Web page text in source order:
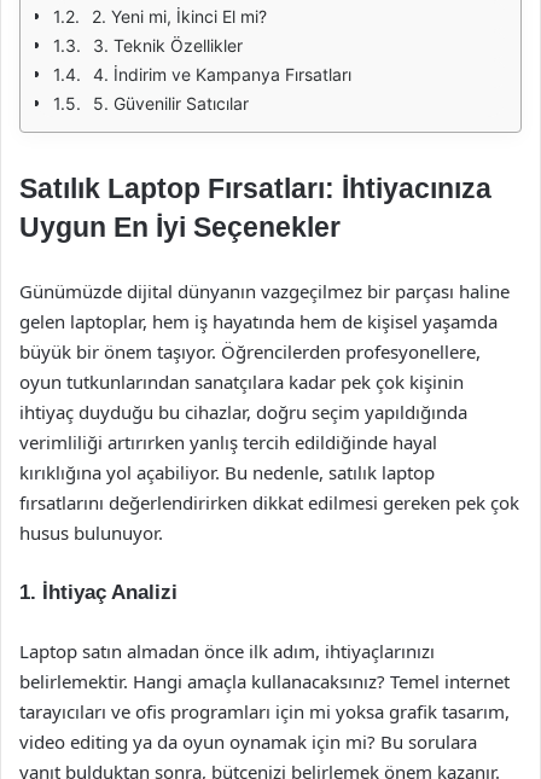
2. Yeni mi, İkinci El mi?
3. Teknik Özellikler
4. İndirim ve Kampanya Fırsatları
5. Güvenilir Satıcılar
Satılık Laptop Fırsatları: İhtiyacınıza
Uygun En İyi Seçenekler
Günümüzde dijital dünyanın vazgeçilmez bir parçası haline
gelen laptoplar, hem iş hayatında hem de kişisel yaşamda
büyük bir önem taşıyor. Öğrencilerden profesyonellere,
oyun tutkunlarından sanatçılara kadar pek çok kişinin
ihtiyaç duyduğu bu cihazlar, doğru seçim yapıldığında
verimliliği artırırken yanlış tercih edildiğinde hayal
kırıklığına yol açabiliyor. Bu nedenle, satılık laptop
fırsatlarını değerlendirirken dikkat edilmesi gereken pek çok
husus bulunuyor.
1. İhtiyaç Analizi
Laptop satın almadan önce ilk adım, ihtiyaçlarınızı
belirlemektir. Hangi amaçla kullanacaksınız? Temel internet
tarayıcıları ve ofis programları için mi yoksa grafik tasarım,
video editing ya da oyun oynamak için mi? Bu sorulara
yanıt bulduktan sonra, bütçenizi belirlemek önem kazanır.